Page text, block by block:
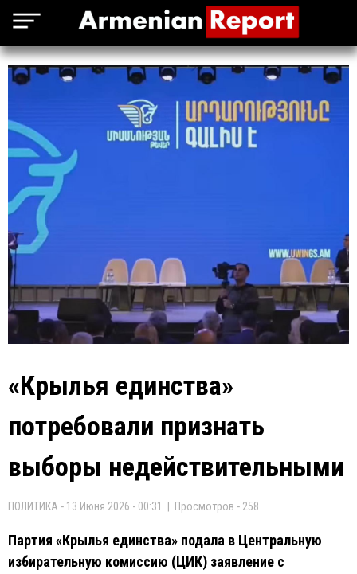
«Крылья единства»
потребовали признать
выборы недействительными
ПОЛИТИКА - 13 Июня 2026 - 00:31 | Просмотров - 258
Партия «Крылья единства» подала в Центральную
избирательную комиссию (ЦИК) заявление с